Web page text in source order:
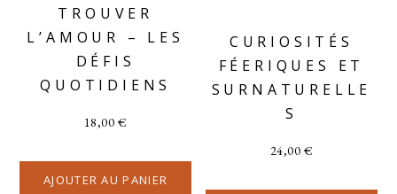
TROUVER
L’AMOUR – LES
DÉFIS
QUOTIDIENS
18,00€
AJOUTER AU PANIER
CURIOSITÉS
FÉERIQUES ET
SURNATURELLE
S
24,00€